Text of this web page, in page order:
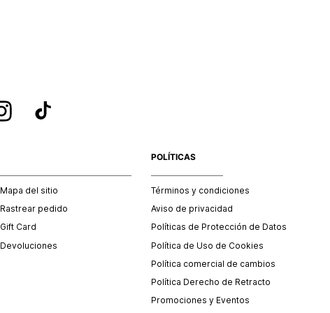
Mapa del sitio
Rastrear pedido
Gift Card
Devoluciones
POLÍTICAS
Términos y condiciones
Aviso de privacidad
Políticas de Protección de Datos
Política de Uso de Cookies
Política comercial de cambios
Política Derecho de Retracto
Promociones y Eventos